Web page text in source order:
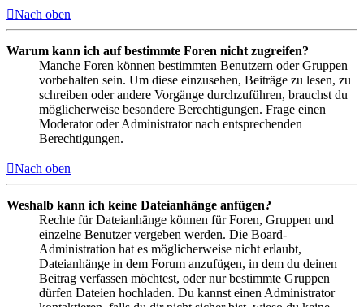
Nach oben
Warum kann ich auf bestimmte Foren nicht zugreifen?
Manche Foren können bestimmten Benutzern oder Gruppen
vorbehalten sein. Um diese einzusehen, Beiträge zu lesen, zu
schreiben oder andere Vorgänge durchzuführen, brauchst du
möglicherweise besondere Berechtigungen. Frage einen
Moderator oder Administrator nach entsprechenden
Berechtigungen.
Nach oben
Weshalb kann ich keine Dateianhänge anfügen?
Rechte für Dateianhänge können für Foren, Gruppen und
einzelne Benutzer vergeben werden. Die Board-
Administration hat es möglicherweise nicht erlaubt,
Dateianhänge in dem Forum anzufügen, in dem du deinen
Beitrag verfassen möchtest, oder nur bestimmte Gruppen
dürfen Dateien hochladen. Du kannst einen Administrator